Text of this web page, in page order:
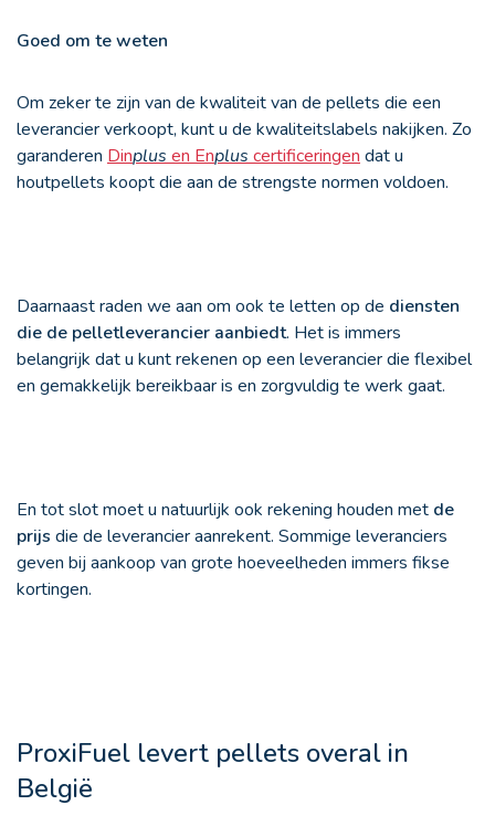
Goed om te weten
Om zeker te zijn van de kwaliteit van de pellets die een
leverancier verkoopt, kunt u de kwaliteitslabels nakijken. Zo
garanderen Dinplus en Enplus certificeringen dat u
houtpellets koopt die aan de strengste normen voldoen.
Daarnaast raden we aan om ook te letten op de diensten
die de pelletleverancier aanbiedt. Het is immers
belangrijk dat u kunt rekenen op een leverancier die flexibel
en gemakkelijk bereikbaar is en zorgvuldig te werk gaat.
En tot slot moet u natuurlijk ook rekening houden met de
prijs die de leverancier aanrekent. Sommige leveranciers
geven bij aankoop van grote hoeveelheden immers fikse
kortingen.
ProxiFuel levert pellets overal in
België